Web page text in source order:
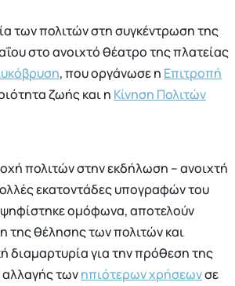
των πολιτών στη συγκέντρωση της
στο ανοιχτό θέατρο της πλατείας
, που οργάνωσε η Επιτροπή
ζωής και η Κίνηση Πολιτών
πολιτών στην εκδήλωση – ανοιχτή
εκατοντάδες υπογραφών του
ομόφωνα, αποτελούν
της θέλησης των πολιτών και
διαμαρτυρία για την πρόθεση της
τωνηπιότερων χρήσεωνσε